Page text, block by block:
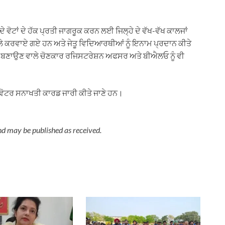
ਵੋਟਾਂ ਦੇ ਹੱਕ ਪ੍ਰਤੀ ਜਾਗਰੂਕ ਕਰਨ ਲਈ ਜਿਲ੍ਹੇ ਦੇ ਵੱਖ-ਵੱਖ ਕਾਲਜਾਂ
ਗਏ ਹਨ ਅਤੇ ਜੇਤੂ ਵਿਦਿਆਰਥੀਆਂ ਨੂੰ ਇਨਾਮ ਪ੍ਰਦਾਨ ਕੀਤੇ
ਵਾਲੇ ਚੋਣਕਾਰ ਰਜਿਸਟਰੇਸ਼ਨ ਅਫਸਰ ਅਤੇ ਬੀਐਲਓ ਨੂੰ ਵੀ
ਸਨਾਖਤੀ ਕਾਰਡ ਜਾਰੀ ਕੀਤੇ ਜਾਣੇ ਹਨ।
may be published as received.